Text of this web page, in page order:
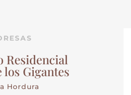
Residencial
los Gigantes
Hordura